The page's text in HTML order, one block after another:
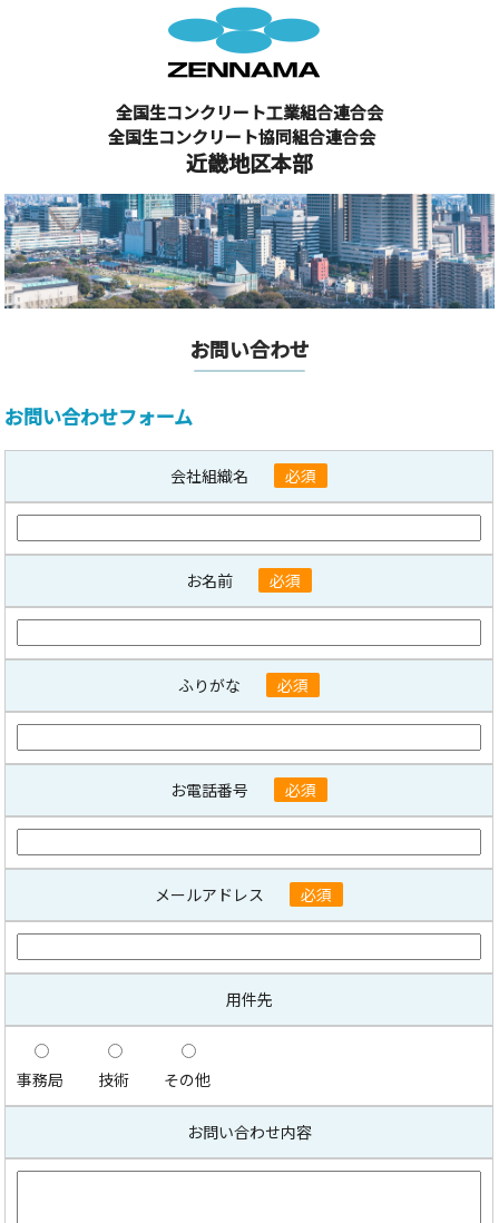
全国生コンクリート工業組合連合会
全国生コンクリート協同組合連合会
近畿地区本部
お問い合わせ
お問い合わせフォーム
会社組織名 必須
お名前 必須
ふりがな 必須
お電話番号 必須
メールアドレス 必須
用件先
事務局 技術 その他
お問い合わせ内容